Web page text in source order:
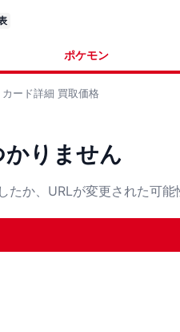
ポケモン
カード詳細 買取価格
りません
たか、URLが変更された可能